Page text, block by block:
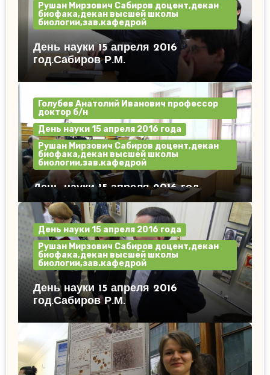
Рушан Мирзович Сабиров доцент,декан
биофака,декан высшей школы
биологии,зав.кафедрой
День науки 15 апреля 2016
год.Сабиров Р.М.
Голубев Анатолий Иванович профессор
доктор б/н
День науки 15 апреля 2016 года
Рушан Мирзович Сабиров доцент,декан
биофака,декан высшей школы
биологии,зав.кафедрой
День науки 15 апреля 2016 год.
День науки 15 апреля 2016 года
Рушан Мирзович Сабиров доцент,декан
биофака,декан высшей школы
биологии,зав.кафедрой
День науки 15 апреля 2016
год.Сабиров Р.М.